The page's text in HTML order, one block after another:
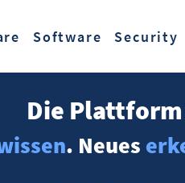
Software Security
Die
. Neues